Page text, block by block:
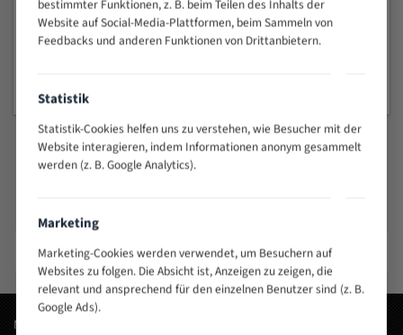
Fleischereibandsägeblätter
Führende Bandsägeblatt-Marken
Bandsägeblätter Bandsägeblätter Bandsägeblätter
Meistgesuchte Wörter:
bestimmter Funktionen, z. B. beim Teilen des Inhalts der
Website auf Social-Media-Plattformen, beim Sammeln von
Feedbacks und anderen Funktionen von Drittanbietern.
Statistik
Statistik-Cookies helfen uns zu verstehen, wie Besucher mit der
Website interagieren, indem Informationen anonym gesammelt
werden (z. B. Google Analytics).
Marketing
Marketing-Cookies werden verwendet, um Besuchern auf
Websites zu folgen. Die Absicht ist, Anzeigen zu zeigen, die
relevant und ansprechend für den einzelnen Benutzer sind (z. B.
Google Ads).